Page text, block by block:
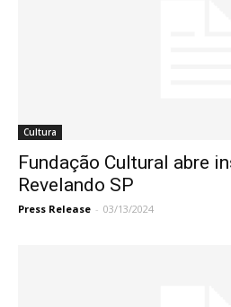
Cultura
Fundação Cultural abre
Revelando SP
Press Release - 03/13/2024